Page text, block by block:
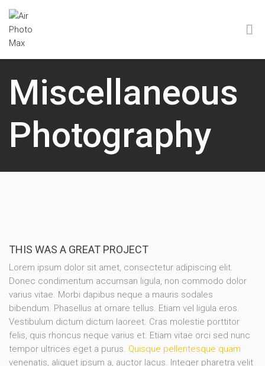
Miscellaneous
Photography
THIS WAS A GREAT PROJECT
Lorem ipsum dolor sit amet, consectetur adipiscing elit.
Donec condimentum accumsan ligula, non commodo dolor
varius vitae. Morbi dapibus neque a mauris sodales
bibendum. Phasellus at ornare tellus. Etiam vel ligula eros.
Vestibulum dictum dictum laoreet. Cras molestie porttitor
felis, quis rhoncus neque varius et. Etiam vitae orci sed nunc
tempor ultrices eget a purus. Quisque pellentesque quam
venenatis, aliquet ipsum a, auctor lacus. Integer pharetra velit